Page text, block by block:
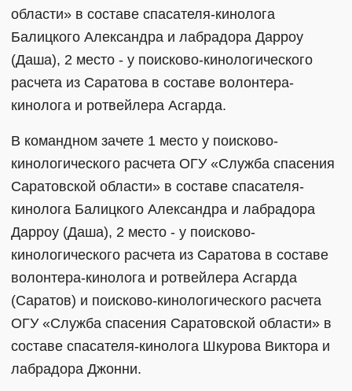
области» в составе спасателя-кинолога
Балицкого Александра и лабрадора Дарроу
(Даша), 2 место - у поисково-кинологического
расчета из Саратова в составе волонтера-
кинолога и ротвейлера Асгарда.
В командном зачете 1 место у поисково-
кинологического расчета ОГУ «Служба спасения
Саратовской области» в составе спасателя-
кинолога Балицкого Александра и лабрадора
Дарроу (Даша), 2 место - у поисково-
кинологического расчета из Саратова в составе
волонтера-кинолога и ротвейлера Асгарда
(Саратов) и поисково-кинологического расчета
ОГУ «Служба спасения Саратовской области» в
составе спасателя-кинолога Шкурова Виктора и
лабрадора Джонни.